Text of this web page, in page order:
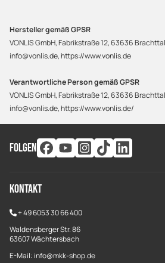
Hersteller gemäß GPSR
VONLIS GmbH, Fabrikstraße 12, 63636
info@vonlis.de, https://www.vonlis.de
Verantwortliche Person gemäß GPSR
VONLIS GmbH, Fabrikstraße 12, 63636
info@vonlis.de, https://www.vonlis.de/
FOLGEN
Kontakt
+49 6053 30 66 400
Waldensberger Str. 86
63607 Wächtersbach
E-Mail: info@mkk-shop.de